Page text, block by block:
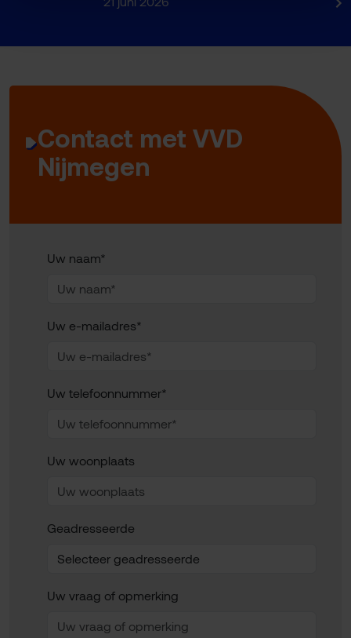
Contact met VVD
Nijmegen
Uw naam*
Uw e-mailadres*
Uw telefoonnummer*
Uw woonplaats
Geadresseerde
Uw vraag of opmerking